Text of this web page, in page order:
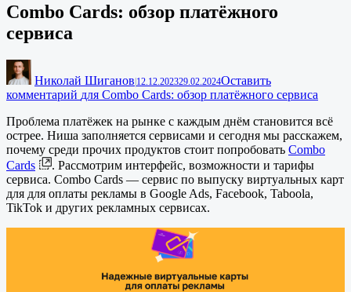
Combo Cards: обзор платёжного
сервиса
Николай Шиганов|12.12.202329.02.2024Оставить
комментарий для Combo Cards: обзор платёжного сервиса
Проблема платёжек на рынке с каждым днём становится всё
острее. Ниша заполняется сервисами и сегодня мы расскажем,
почему среди прочих продуктов стоит попробовать Combo
Cards
. Рассмотрим интерфейс, возможности и тарифы
сервиса. Combo Cards — сервис по выпуску виртуальных карт
для для оплаты рекламы в Google Ads, Facebook, Taboola,
TikTok и других рекламных сервисах.